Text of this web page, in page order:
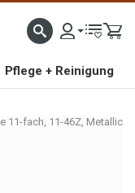
SEIT 1993
Pflege + Reinigung
11-fach, 11-46Z, Metallic